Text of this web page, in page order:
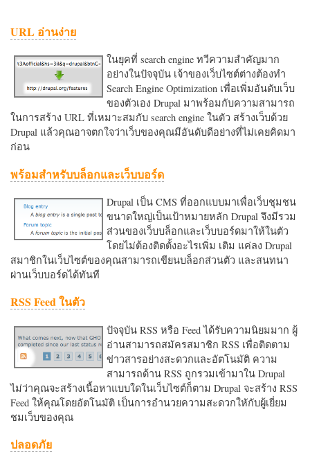
URL อ่านง่าย
ในยุคที่ search engine ทวีความสำคัญมาก
อย่างในปัจจุบัน เจ้าของเว็บไซต์ต่างต้องทำ
Search Engine Optimization เพื่อเพิ่มอันดับเว็บ
ของตัวเอง Drupal มาพร้อมกับความสามารถ
ในการสร้าง URL ที่เหมาะสมกับ search engine ในตัว สร้างเว็บด้วย
Drupal แล้วคุณอาจตกใจว่าเว็บของคุณมีอันดับดีอย่างที่ไม่เคยคิดมา
ก่อน
พร้อมสำหรับบล็อกและเว็บบอร์ด
Drupal เป็น CMS ที่ออกแบบมาเพื่อเว็บชุมชน
ขนาดใหญ่เป็นเป้าหมายหลัก Drupal จึงมีรวม
ส่วนของเว็บบล็อกและเว็บบอร์ดมาให้ในตัว
โดยไม่ต้องติดตั้งอะไรเพิ่ม เติม แค่ลง Drupal
สมาชิกในเว็บไซต์ของคุณสามารถเขียนบล็อกส่วนตัว และสนทนา
ผ่านเว็บบอร์ดได้ทันที
RSS Feed ในตัว
ปัจจุบัน RSS หรือ Feed ได้รับความนิยมมาก ผู้
อ่านสามารถสมัครสมาชิก RSS เพื่อติดตาม
ข่าวสารอย่างสะดวกและอัตโนมัติ ความ
สามารถด้าน RSS ถูกรวมเข้ามาใน Drupal
ไม่ว่าคุณจะสร้างเนื้อหาแบบใดในเว็บไซต์ก็ตาม Drupal จะสร้าง RSS
Feed ให้คุณโดยอัตโนมัติ เป็นการอำนวยความสะดวกใหักับผู้เยี่ยม
ชมเว็บของคุณ
ปลอดภัย